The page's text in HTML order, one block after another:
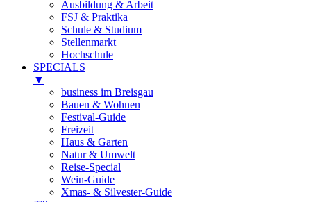
Ausbildung & Arbeit
FSJ & Praktika
Schule & Studium
Stellenmarkt
Hochschule
SPECIALS
▼
business im Breisgau
Bauen & Wohnen
Festival-Guide
Freizeit
Haus & Garten
Natur & Umwelt
Reise-Special
Wein-Guide
Xmas- & Silvester-Guide